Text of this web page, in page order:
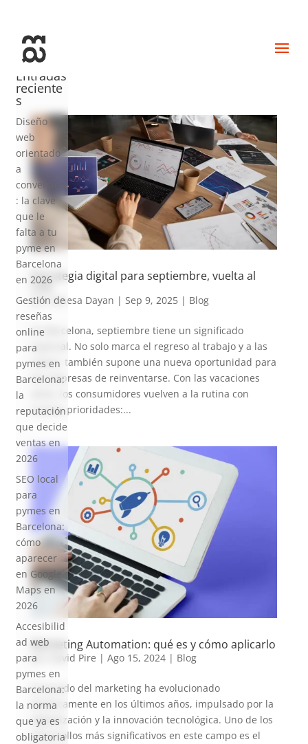
Estrategia digital para septiembre, vuelta al
cole
porVanesa Dayan | Sep 9, 2025| Blog
En Barcelona, septiembre tiene un significado
especial. No solo marca el regreso al trabajo y a las
clases, también supone una nueva oportunidad para
las empresas de reinventarse. Con las vacaciones
atrás, los consumidores vuelven a la rutina con
nuevas prioridades:...
Marketing Automation: qué es y cómo aplicarlo
por David Pire | Ago 15, 2024| Blog
El mundo del marketing ha evolucionado
drásticamente en los últimos años, impulsado por la
digitalización y la innovación tecnológica. Uno de los
desarrollos más significativos en este campo es el
Entradas
reciente
s
Diseño
web
orientado
a
conversión
: la clave
que le
falta a tu
pyme en
Barcelona
en 2026
Gestión de
reseñas
online
para
pymes en
Barcelona:
la
reputación
que decide
ventas en
2026
SEO local
para
pymes en
Barcelona:
cómo
aparecer
en Google
Maps en
2026
Accesibilid
ad web
para
pymes en
Barcelona:
la norma
que ya es
obligatoria